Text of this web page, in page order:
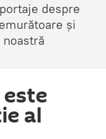
despre
și
al